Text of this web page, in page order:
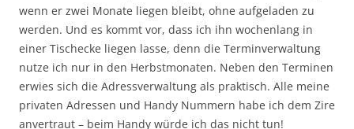
wenn er zwei Monate liegen bleibt, ohne aufgeladen zu
werden. Und es kommt vor, dass ich ihn wochenlang in
einer Tischecke liegen lasse, denn die Terminverwaltung
nutze ich nur in den Herbstmonaten. Neben den Terminen
erwies sich die Adressverwaltung als praktisch. Alle meine
privaten Adressen und Handy Nummern habe ich dem Zire
anvertraut – beim Handy würde ich das nicht tun!